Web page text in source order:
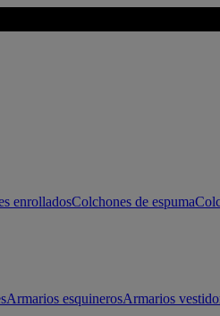
enrolladosColchones de espuma
Armarios esquinerosArmarios